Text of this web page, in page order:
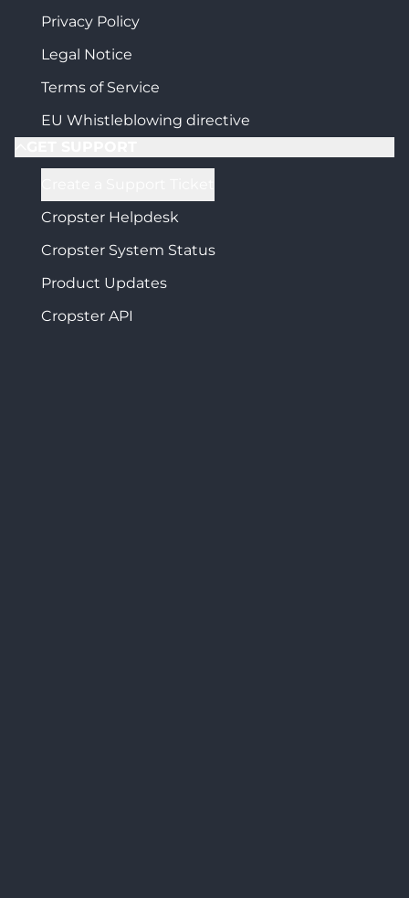
Privacy Policy
Legal Notice
Terms of Service
EU Whistleblowing directive
Cropster Helpdesk
Cropster System Status
Product Updates
Cropster API